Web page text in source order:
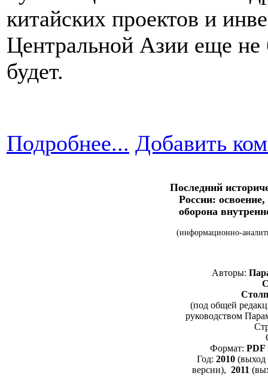
китайских проектов и
Центральной Азии еще не
будет.
Подробнее... Добавить
Последний
России:
оборона
(информационно-
Авторы:
(под общей
руководством
Формат: PDF
Год: 2010 (выход
версии), 2011